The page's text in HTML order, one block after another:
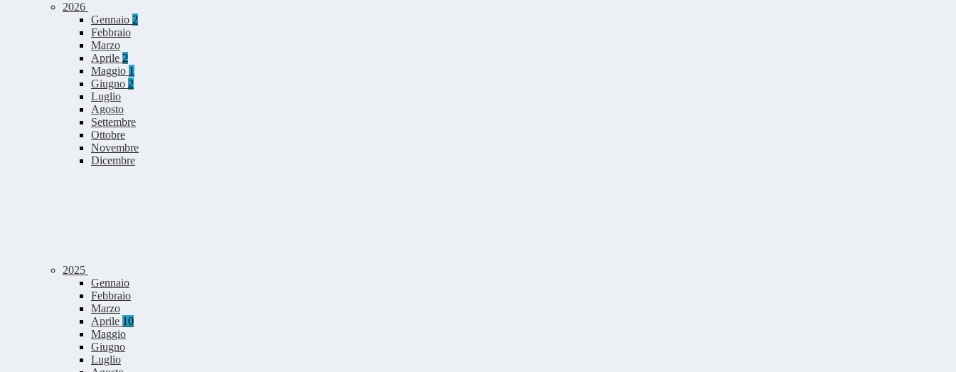
2026
Gennaio 2
Febbraio
Marzo
Aprile 2
Maggio 1
Giugno 2
Luglio
Agosto
Settembre
Ottobre
Novembre
Dicembre
2025
Gennaio
Febbraio
Marzo
Aprile 10
Maggio
Giugno
Luglio